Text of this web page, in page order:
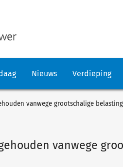
Nieuws Verdieping
vanwege grootschalige
vanwege